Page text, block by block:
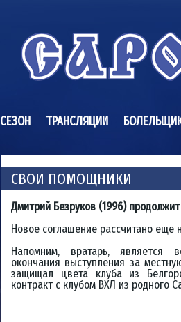
СЕЗОН ТРАНСЛЯЦИИ
СВОИ ПОМОЩНИКИ
Дмитрий Безруков (1996)
Новое соглашение рассчитано еще
Напомним, вратарь, является
окончания выступления за
защищал цвета клуба из
контракт с клубом ВХЛ из родного